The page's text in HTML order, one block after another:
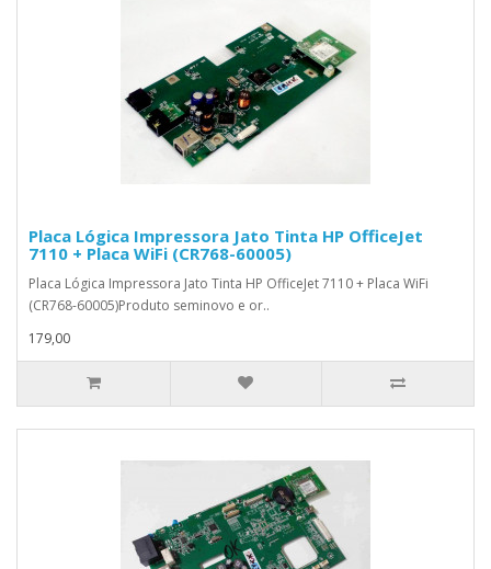
Placa Lógica Impressora Jato Tinta HP OfficeJet
7110 + Placa WiFi (CR768-60005)
Placa Lógica Impressora Jato Tinta HP OfficeJet 7110 + Placa WiFi
(CR768-60005)Produto seminovo e or..
179,00